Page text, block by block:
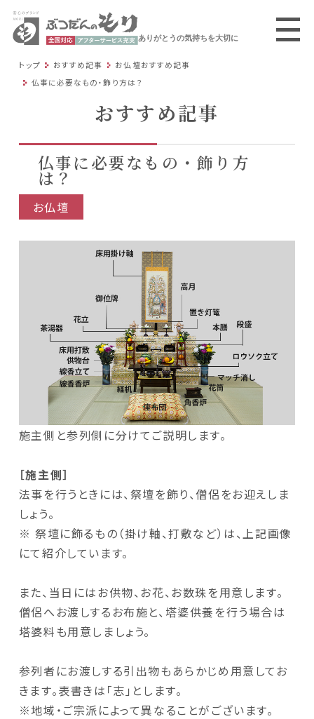
ありがとうの気持ちを大切に
トップ おすすめ記事
お仏壇おすすめ記事
仏事に必要なもの・飾り方は？
おすすめ記事
仏事に必要なもの・飾り方
は？
お仏壇
施主側と参列側に分けてご説明します。
［施主側］
法事を行うときには、祭壇を飾り、僧侶をお迎えしま
しょう。
※ 祭壇に飾るもの（掛け軸、打敷など）は、上記画像
にて紹介しています。
また、当日にはお供物、お花、お数珠を用意します。
僧侶へお渡しするお布施と、塔婆供養を行う場合は
塔婆料も用意しましょう。
参列者にお渡しする引出物もあらかじめ用意してお
きます。表書きは「志」とします。
※地域・ご宗派によって異なることがございます。